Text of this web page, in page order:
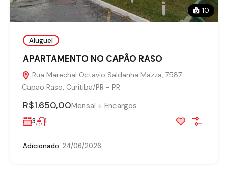
10
Aluguel
APARTAMENTO NO CAPÃO RASO
Rua Marechal Octavio Saldanha Mazza, 7587 -
Capão Raso, Curitiba/PR - PR
R$1.650,00Mensal + Encargos
3 1
Adicionado: 24/06/2026